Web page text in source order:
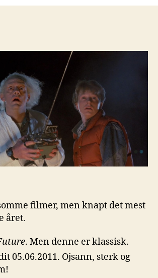
filmer, men knapt det mest
året.
. Men denne er klassisk.
05.06.2011. Ojsann, sterk og